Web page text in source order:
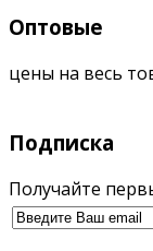
Оптовые
цены на весь
Подписка
Получайте